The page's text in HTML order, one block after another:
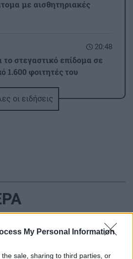
My Personal Information
sale, sharing to third parties, or
με αισθητηριακές
20:48
το στεγαστικό επίδομα σε
1.600 φοιτητές του
20:39
της Πυροσβεστικής στη
κοντά σε εγκαταστάσεις
οι ειδήσεις